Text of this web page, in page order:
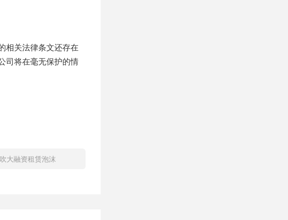
相关法律条文还存在
司将在毫无保护的情
大融资租赁泡沫